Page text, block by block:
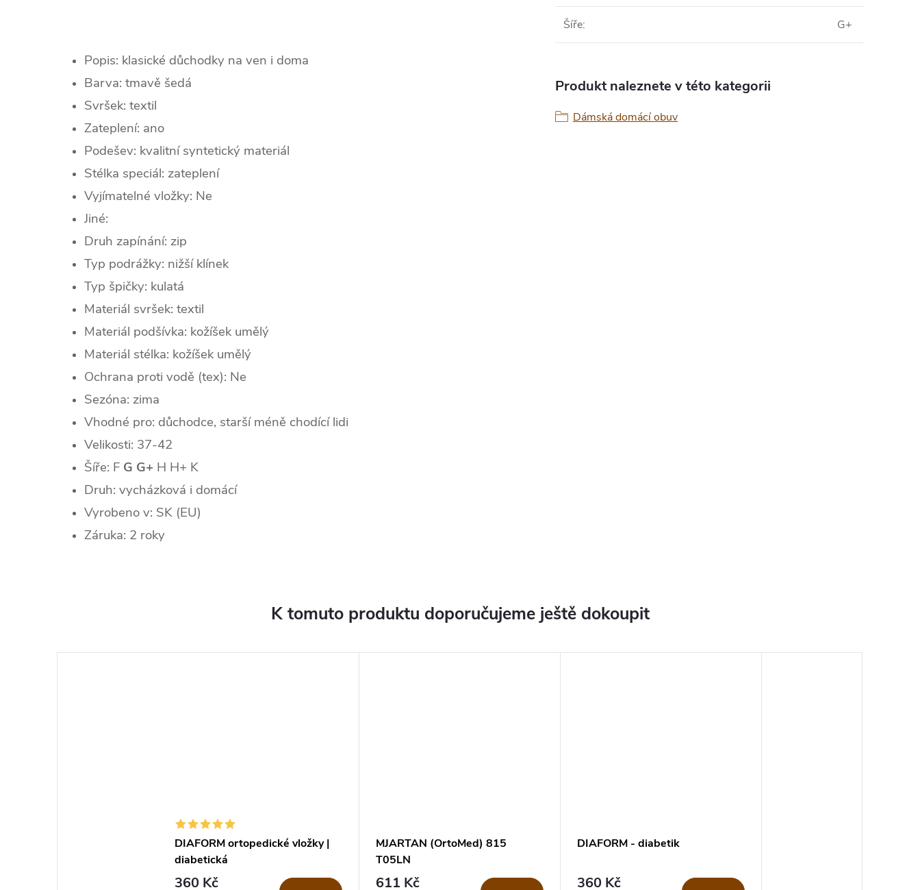
Popis: klasické důchodky na ven i doma
Barva: tmavě šedá
Svršek: textil
Zateplení: ano
Podešev: kvalitní syntetický materiál
Stélka speciál: zateplení
Vyjímatelné vložky: Ne
Jiné:
Druh zapínání: zip
Typ podrážky: nižší klínek
Typ špičky: kulatá
Materiál svršek: textil
Materiál podšívka: kožíšek umělý
Materiál stélka: kožíšek umělý
Ochrana proti vodě (tex): Ne
Sezóna: zima
Vhodné pro: důchodce, starší méně chodící lidi
Velikosti: 37-42
Šíře: F G G+ H H+ K
Druh: vycházková i domácí
Vyrobeno v: SK (EU)
Záruka: 2 roky
Šíře: G+
Produkt naleznete v této kategorii
Dámská domácí obuv
K tomuto produktu doporučujeme ještě dokoupit
DIAFORM ortopedické vložky |
diabetická
360 Kč
MJARTAN (OrtoMed) 815
T05LN
611 Kč
DIAFORM - diabetik
360 Kč